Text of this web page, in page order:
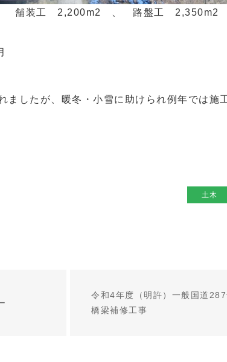
舗装工 2,200m2 、 路盤工 2,350m2
ましたが、暖冬・小雪に助けられ例年では施
土木
令和4年度（明許）一般国道
橋梁補修工事